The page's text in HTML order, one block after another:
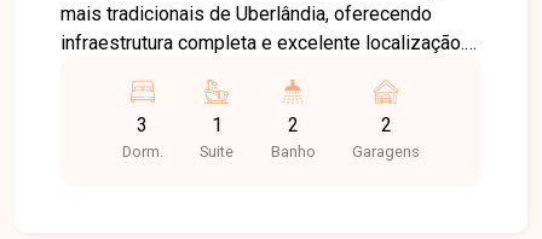
mais tradicionais de Uberlândia, oferecendo
infraestrutura completa e excelente localização.
cidade, o bairro conta com supermercados,
escolas, farmácias, bancos, restaurantes,
academias e diversos comércios,
3
Dorm.
1
Suite
2
Banho
2
Garagens